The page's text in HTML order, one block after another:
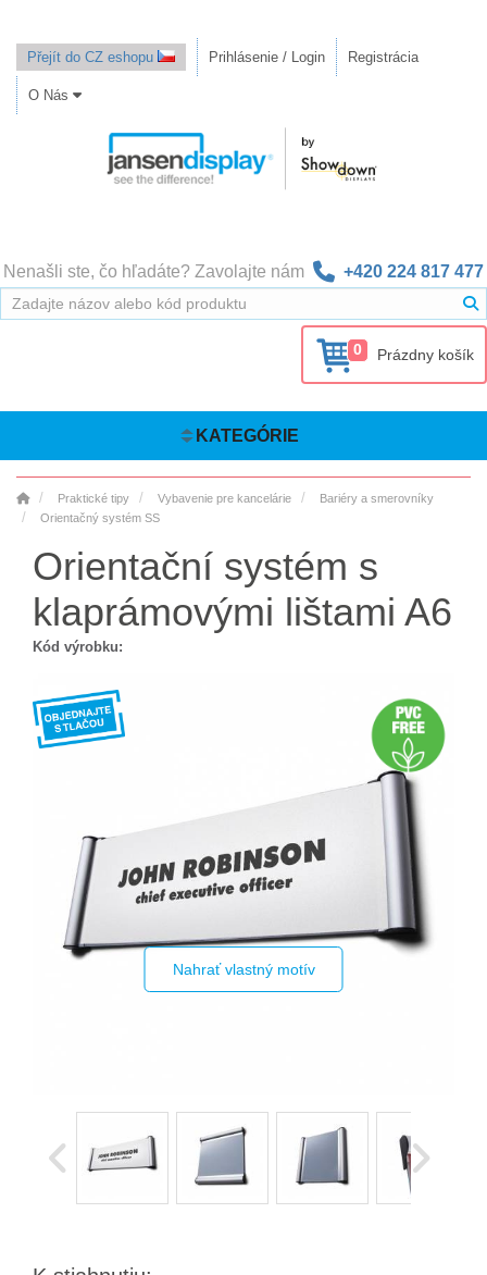
Přejít do CZ eshopu Prihlásenie / Login Registrácia
O Nás
Nenašli ste, čo hľadáte? Zavolajte nám +420 224 817 477
0 Prázdny košík
KATEGÓRIE
Praktické tipy Vybavenie pre kancelárie
Bariéry a smerovníky
Orientačný systém SS
Orientační systém s
klaprámovými lištami A6
Kód výrobku:
Nahrať vlastný motív